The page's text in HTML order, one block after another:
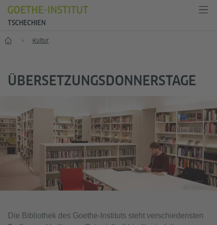
TSCHECHIEN
Start Kultur
ÜBERSETZUNGSDONNERSTAGE
GI Tschechien
Die Bibliothek des Goethe-Instituts steht verschiedensten